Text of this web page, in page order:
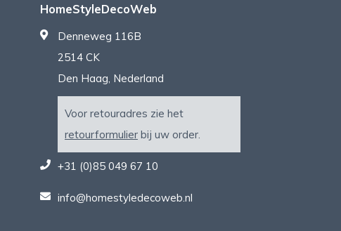
HomeStyleDecoWeb
Denneweg 116B
2514 CK
Den Haag, Nederland
Voor retouradres zie het
retourformulier bij uw order.
+31 (0)85 049 67 10
info@homestyledecoweb.nl